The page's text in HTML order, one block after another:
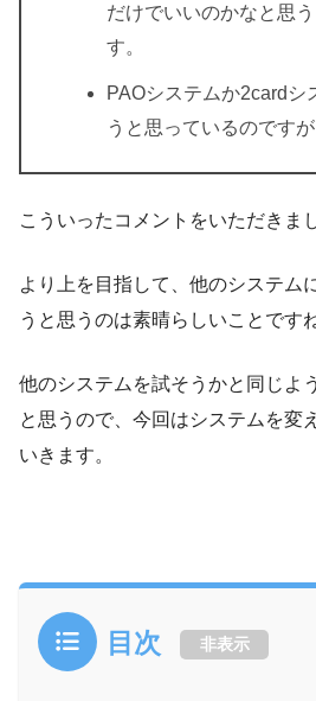
だけでいいのかなと思
す。
PAOシステムか2cardシ
うと思っているのですが
こういったコメントをいただきま
より上を目指して、他のシステム
うと思うのは素晴らしいことです
他のシステムを試そうかと同じよ
と思うので、今回はシステムを変
いきます。
目次 非表示